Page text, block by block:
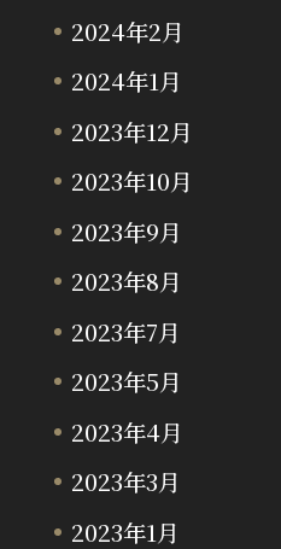
2024年2月
2024年1月
2023年12月
2023年10月
2023年9月
2023年8月
2023年7月
2023年5月
2023年4月
2023年3月
2023年1月